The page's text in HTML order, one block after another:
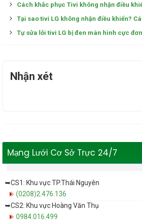
Cách khắc phục Tivi không nhận điều
Tại sao tivi LG không nhận điều khiển?
Tự sửa lỗi tivi LG bị đen màn hình cực
Nhận xét
Mạng Lưới Cơ Sở Trực 24/7
➥CS1: Khu vực TP.Thái Nguyên
(0208)2.476.136
➥CS2: Khu vực Hoàng Văn Thụ
0984.016.499